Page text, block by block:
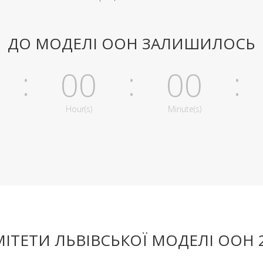
ДО МОДЕЛІ ООН ЗАЛИШИЛОСЬ
: 00
Hour(s)
: 00
Minute(s)
:
ЛЬВІВСЬКОЇ МОДЕЛІ ООН